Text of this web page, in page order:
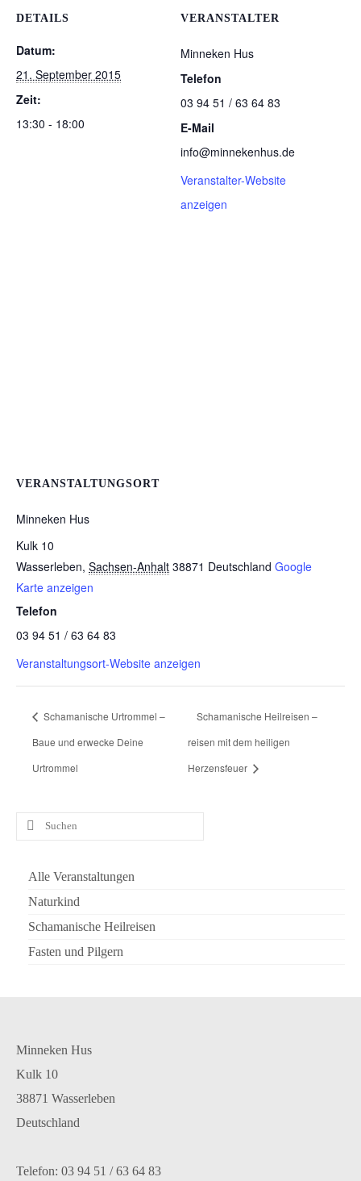
DETAILS
Datum:
21. September 2015
Zeit:
13:30 - 18:00
VERANSTALTER
Minneken Hus
Telefon
03 94 51 / 63 64 83
E-Mail
info@minnekenhus.de
Veranstalter-Website
anzeigen
VERANSTALTUNGSORT
Minneken Hus
Kulk 10
Wasserleben, Sachsen-Anhalt 38871 Deutschland Google
Karte anzeigen
Telefon
03 94 51 / 63 64 83
Veranstaltungsort-Website anzeigen
Schamanische Urtrommel –
Baue und erwecke Deine
Urtrommel
Schamanische Heilreisen –
reisen mit dem heiligen
Herzensfeuer
Suchen
Alle Veranstaltungen
Naturkind
Schamanische Heilreisen
Fasten und Pilgern
Minneken Hus
Kulk 10
38871 Wasserleben
Deutschland
Telefon: 03 94 51 / 63 64 83